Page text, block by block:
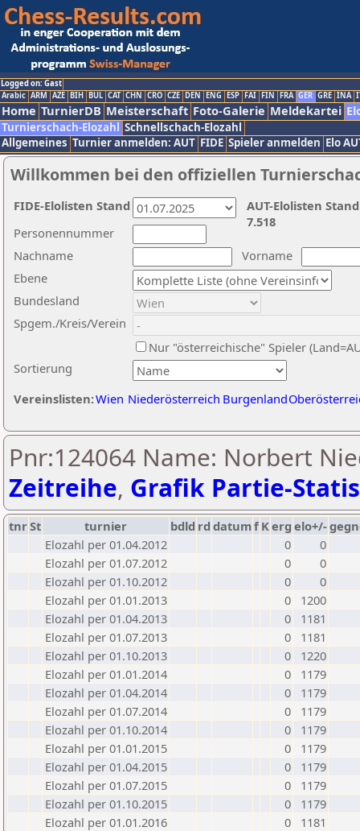
Logged on: Gast
Arabic ARM AZE BIH BUL CAT CHN CRO CZE DEN ENG ESP FAI FIN FRA GER GRE INA
Home TurnierDB Meisterschaft Foto-Galerie Meldekartei
Turnierschach-Elozahl Schnellschach-Elozahl
Allgemeines Turnier anmelden: AUT FIDE Spieler anmelden Elo
Willkommen bei den offiziellen
Nachname
Vorname
Ebene
Sortierung
Personennummer
Bundesland
Spgem./Kreis/Verein
Nur "österreichische" Spieler
Vereinslisten:Wien Niederösterreich Burgenland
AUT-Elolisten
7.518
FIDE-Elolisten Stand
Pnr:124064 Name: Norbert
Zeitreihe, Grafik Partie-
tnrSt turnier bdld rd datumf Kerg elo+/-
Elozahl per 01.04.2012
0
0
Elozahl per 01.07.2012
0
0
Elozahl per 01.10.2012
0
0
Elozahl per 01.01.2013
0
1200
Elozahl per 01.04.2013
0
1181
Elozahl per 01.07.2013
0
1181
Elozahl per 01.10.2013
0
1220
Elozahl per 01.01.2014
0
1179
Elozahl per 01.04.2014
0
1179
Elozahl per 01.07.2014
0
1179
Elozahl per 01.10.2014
0
1179
Elozahl per 01.01.2015
0
1179
Elozahl per 01.04.2015
0
1179
Elozahl per 01.07.2015
0
1179
Elozahl per 01.10.2015
0
1179
Elozahl per 01.01.2016
0
1181